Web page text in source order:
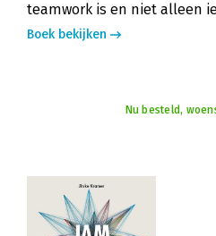
teamwork is en niet alleen
Boek bekijken
Nu besteld,